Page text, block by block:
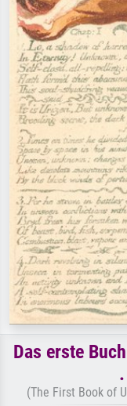
Das erste
(The First Book of